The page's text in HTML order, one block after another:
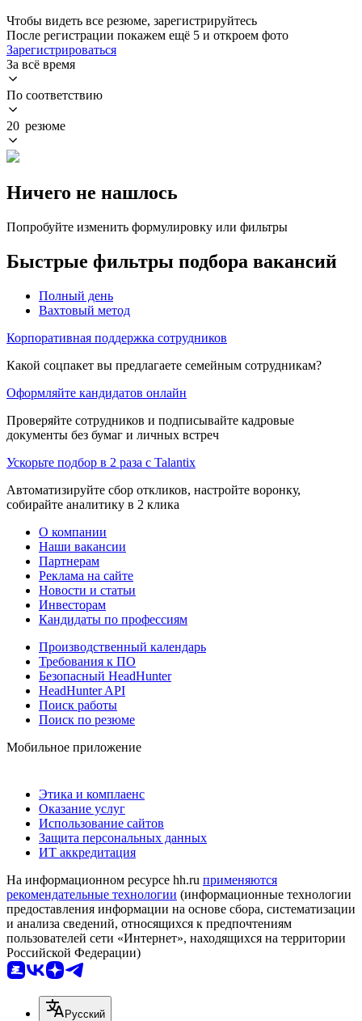
Чтобы видеть все резюме, зарегистрируйтесь
После регистрации покажем ещё 5 и откроем фото
Зарегистрироваться
За всё время
По соответствию
20 резюме
Ничего не нашлось
Попробуйте изменить формулировку или фильтры
Быстрые фильтры подбора вакансий
Полный день
Вахтовый метод
Корпоративная поддержка сотрудников
Какой соцпакет вы предлагаете семейным сотрудникам?
Оформляйте кандидатов онлайн
Проверяйте сотрудников и подписывайте кадровые
документы без бумаг и личных встреч
Ускорьте подбор в 2 раза с Talantix
Автоматизируйте сбор откликов, настройте воронку,
собирайте аналитику в 2 клика
О компании
Наши вакансии
Партнерам
Реклама на сайте
Новости и статьи
Инвесторам
Кандидаты по профессиям
Производственный календарь
Требования к ПО
Безопасный HeadHunter
HeadHunter API
Поиск работы
Поиск по резюме
Мобильное приложение
Этика и комплаенс
Оказание услуг
Использование сайтов
Защита персональных данных
ИТ аккредитация
На информационном ресурсе hh.ru применяются
рекомендательные технологии (информационные технологии
предоставления информации на основе сбора, систематизации
и анализа сведений, относящихся к предпочтениям
пользователей сети «Интернет», находящихся на территории
Российской Федерации)
Русский